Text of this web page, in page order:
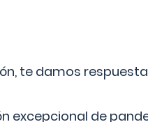
te damos
excepcional de